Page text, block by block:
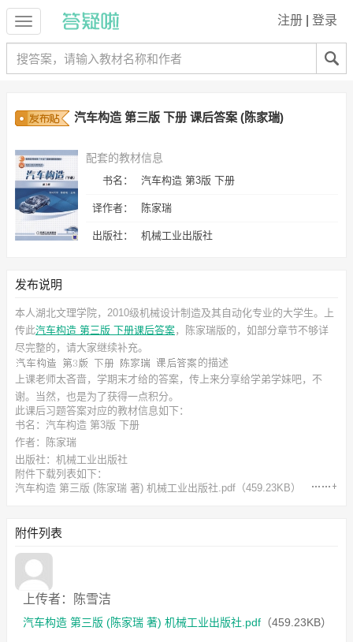
注册 登录
汽车构造 第三版 下册 课后答案 (陈家瑞)
配套的教材信息
书名： 汽车构造 第3版 下册
译作者： 陈家瑞
出版社： 机械工业出版社
发布说明
本人湖北文理学院，2010级机械设计制造及其自动化专业的大学生。上
传此汽车构造 第三版 下册课后答案，陈家瑞版的，如部分章节不够详
尽完整的，请大家继续补充。
的描述
上课老师太吝啬，学期末才给的答案，传上来分享给学弟学妹吧，不
谢。当然，也是为了获得一点积分。
此课后习题答案对应的教材信息如下：
书名：汽车构造 第3版 下册
作者：陈家瑞
出版社：机械工业出版社
附件下载列表如下：
汽车构造 第三版 (陈家瑞 著) 机械工业出版社.pdf （459.23KB）
附件列表
上传者：陈雪洁
汽车构造 第三版 (陈家瑞 著) 机械工业出版社.pdf （459.23KB）